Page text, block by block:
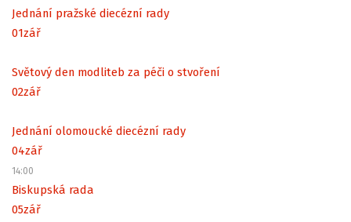
Jednání pražské diecézní rady
01zář
Světový den modliteb za péči o stvoření
02zář
Jednání olomoucké diecézní rady
04zář
14:00
Biskupská rada
05zář